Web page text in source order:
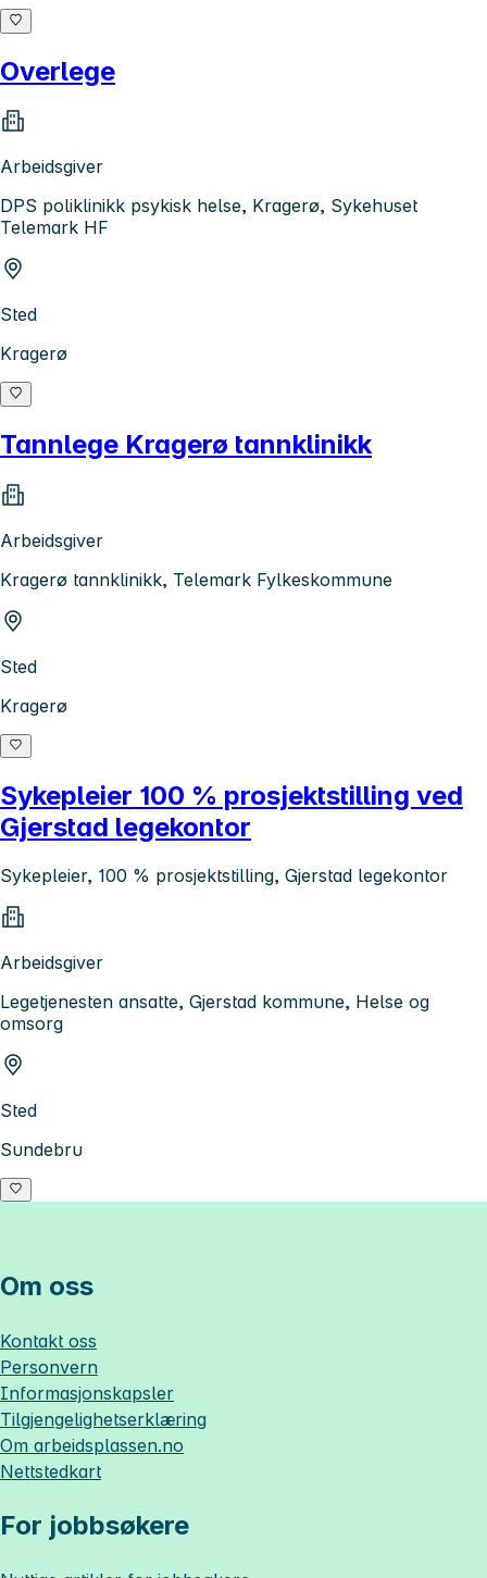
Overlege
Arbeidsgiver
DPS poliklinikk psykisk helse, Kragerø, Sykehuset
Telemark HF
Sted
Kragerø
Tannlege Kragerø tannklinikk
Arbeidsgiver
Kragerø tannklinikk, Telemark Fylkeskommune
Sted
Kragerø
Sykepleier 100 % prosjektstilling ved
Gjerstad legekontor
Sykepleier, 100 % prosjektstilling, Gjerstad legekontor
Arbeidsgiver
Legetjenesten ansatte, Gjerstad kommune, Helse og
omsorg
Sted
Sundebru
Om oss
Kontakt oss
Personvern
Informasjonskapsler
Tilgjengelighetserklæring
Om arbeidsplassen.no
Nettstedkart
For jobbsøkere